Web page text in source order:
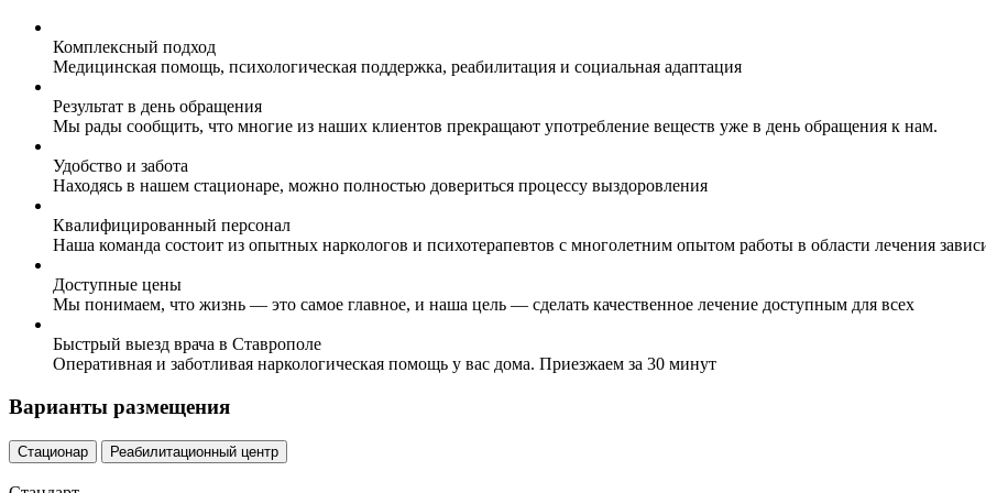
Комплексный подход
Медицинская помощь, психологическая поддержка, реабилитация и социальная адаптация
Результат в день обращения
Мы рады сообщить, что многие из наших клиентов прекращают употребление веществ уже в день обращения к нам.
Удобство и забота
Находясь в нашем стационаре, можно полностью довериться процессу выздоровления
Квалифицированный персонал
Наша команда состоит из опытных наркологов и психотерапевтов с многолетним опытом работы в области лечения
Доступные цены
Мы понимаем, что жизнь — это самое главное, и наша цель — сделать качественное лечение доступным для всех
Быстрый выезд врача в Ставрополе
Оперативная и заботливая наркологическая помощь у вас дома. Приезжаем за 30 минут
Варианты размещения
Стационар Реабилитационный центр